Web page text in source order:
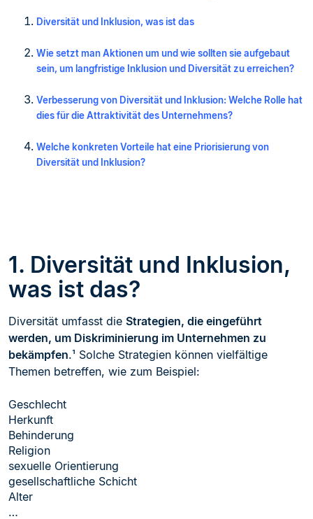
Diversität und Inklusion, was ist das
Wie setzt man Aktionen um und wie sollten sie aufgebaut
sein, um langfristige Inklusion und Diversität zu erreichen?
Verbesserung von Diversität und Inklusion: Welche Rolle hat
dies für die Attraktivität des Unternehmens?
Welche konkreten Vorteile hat eine Priorisierung von
Diversität und Inklusion?
1. Diversität und Inklusion,
was ist das?
Diversität umfasst die Strategien, die eingeführt
werden, um Diskriminierung im Unternehmen zu
bekämpfen.¹ Solche Strategien können vielfältige
Themen betreffen, wie zum Beispiel:
Geschlecht
Herkunft
Behinderung
Religion
sexuelle Orientierung
gesellschaftliche Schicht
Alter
…